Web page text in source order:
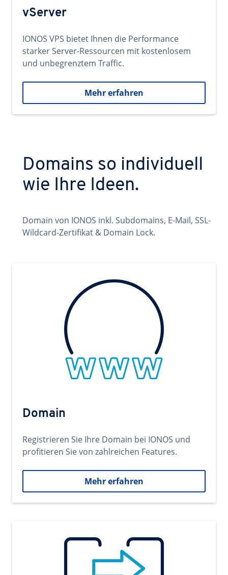
vServer
IONOS VPS bietet Ihnen die Performance
starker Server-Ressourcen mit kostenlosem
und unbegrenztem Traffic.
Mehr erfahren
Domains so individuell
wie Ihre Ideen.
Domain von IONOS inkl. Subdomains, E-Mail, SSL-
Wildcard-Zertifikat & Domain Lock.
Domain
Registrieren Sie Ihre Domain bei IONOS und
profitieren Sie von zahlreichen Features.
Mehr erfahren